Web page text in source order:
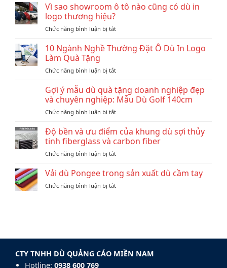
Vì sao showroom ô tô nào cũng có dù in
logo thương hiệu?
Chức năng bình luận bị tắtở
sao
showroom
tô
cũng
có
in
thương
hiệu?
10 Ngành Nghề Thường Đặt Ô Dù In Logo
Làm Quà Tặng
Chức năng bình luận bị tắtở
Ngành
Nghề
Thường
Đặt
Dù
In
Làm
Tặng
Gợi ý mẫu dù quà tặng doanh nghiệp đẹp
và chuyên nghiệp: Mẫu Dù Golf 140cm
Chức năng bình luận bị tắtở
ý
mẫu
dù
quà
doanh
nghiệp
đẹp
Golf
140cm
Độ bền và ưu điểm của khung dù sợi thủy
tinh fiberglass và carbon fiber
Chức năng bình luận bị tắtở
bền
và
ưu
thủy
tinh
fiberglass
Vải dù Pongee trong sản xuất dù cầm tay
Chức năng bình luận bị tắtở
cầm
CTY TNHH DÙ QUẢNG CÁO MIỀN NAM
Hotline: 0938 600 769‬